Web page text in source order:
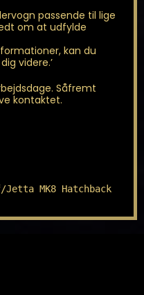
passende til lige
om at udfylde
kan du
videre.’
Såfremt
kontaktet.
MK8 Hatchback